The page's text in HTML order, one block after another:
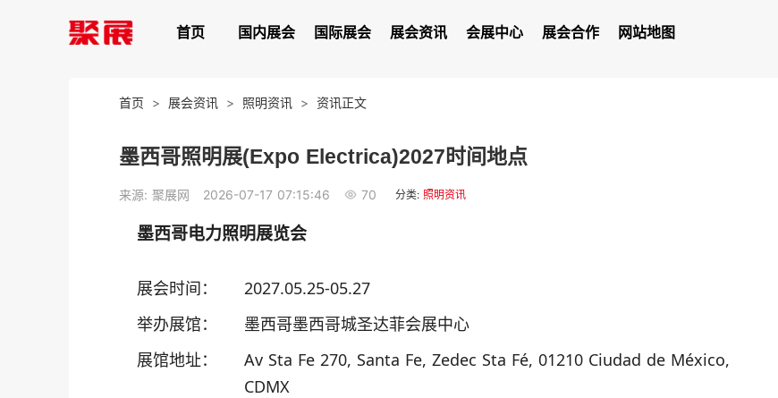
首页 国内展会 国际展会 展会资讯 会展中心 展会合作 网站地图
首页 > 展会资讯 > 照明资讯 > 资讯正文
墨西哥照明展(Expo Electrica)2027时间地点
来源: 聚展网 2026-07-17 07:15:46 70 分类: 照明资讯
墨西哥电力照明展览会
展会时间：
2027.05.25-05.27
举办展馆：
墨西哥墨西哥城圣达菲会展中心
展馆地址：
Av Sta Fe 270, Santa Fe, Zedec Sta Fé, 01210 Ciudad de México,
CDMX